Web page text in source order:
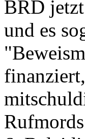
BRD
und es